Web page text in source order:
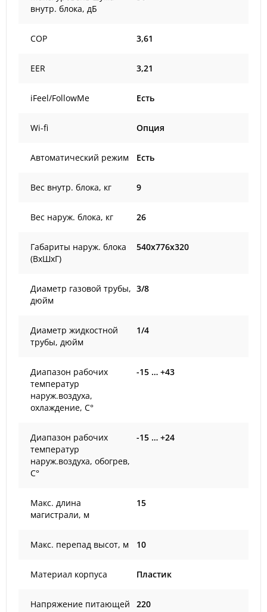
внутр. блока, дБ
COP 3,61
EER 3,21
iFeel/FollowMe Есть
Wi-fi Опция
Автоматический режим Есть
Вес внутр. блока, кг 9
Вес наруж. блока, кг 26
Габариты наруж. блока
(ВxШxГ)
540x776x320
Диаметр газовой трубы,
дюйм
3/8
Диаметр жидкостной
трубы, дюйм
1/4
Диапазон рабочих
температур
наруж.воздуха,
охлаждение, С°
-15 … +43
Диапазон рабочих
температур
наруж.воздуха, обогрев,
С°
-15 … +24
Макс. длина
магистрали, м
15
Макс. перепад высот, м 10
Материал корпуса Пластик
Напряжение питающей
220